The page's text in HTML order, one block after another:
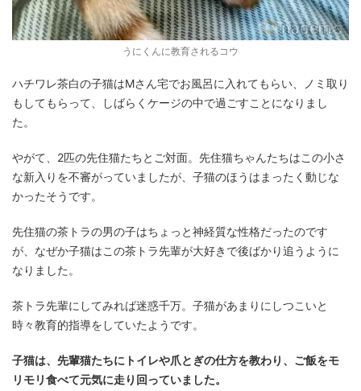
うにくんに教育されるコウ
ハチワレ茶白の子猫はMさん宅でお風呂に入れてもらい、ノミ取り
もしてもらって、しばらくケージの中で過ごすことになりまし
た。
やがて、2匹の先住猫たちとご対面。先住猫ちゃんたちはこの小さ
な新入りを不審がっていましたが、子猫のほうはまったく動じな
かったそうです。
先住猫の茶トラの男の子はちょっと神経質な性格だったのです
が、なぜか子猫はこの茶トラ先輩が大好きで後ばかり追うように
なりました。
茶トラ先輩にしてみれば迷惑千万。子猫があまりにしつこいと
時々教育的指導をしていたようです。
子猫は、先輩猫たちにトイレや爪とぎの仕方を教わり、ご飯をモ
リモリ食べて元気に走り回っていました。